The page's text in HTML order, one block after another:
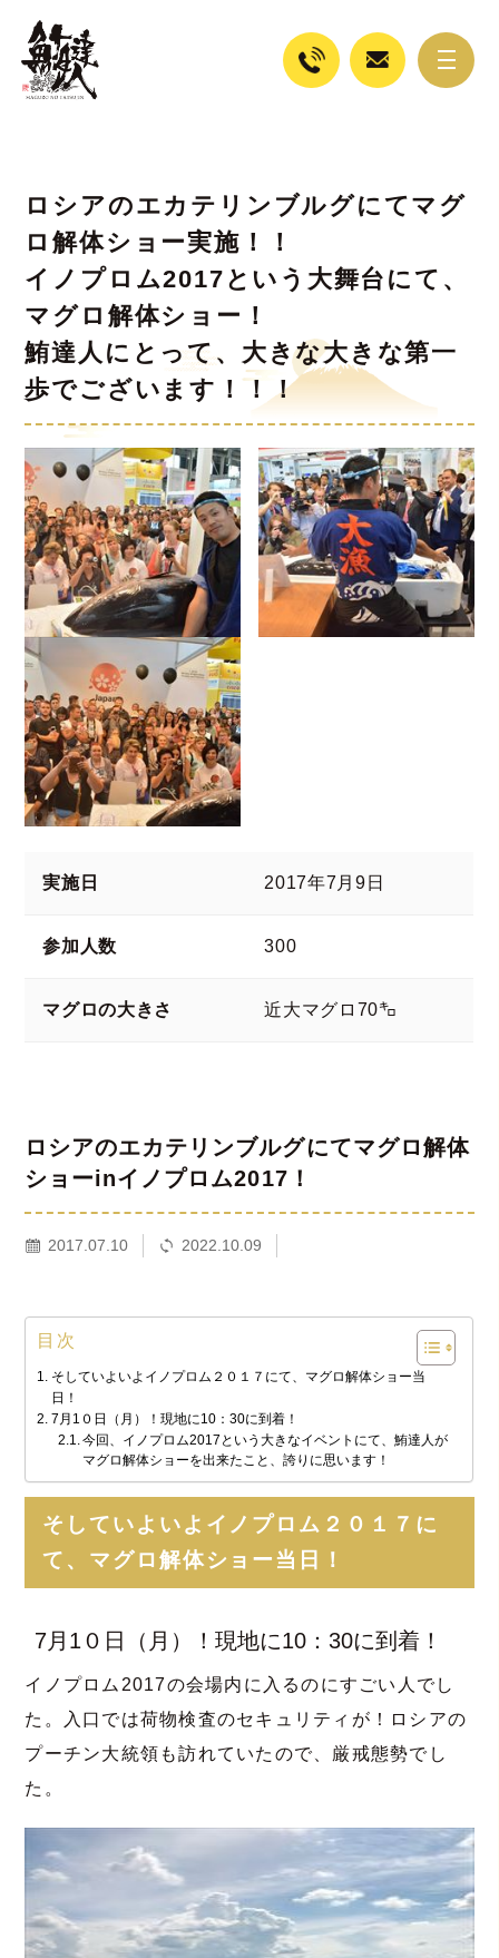
ロシアのエカテリンブルグにてマグ
ロ解体ショー実施！！
イノプロム2017という大舞台にて、
マグロ解体ショー！
鮪達人にとって、大きな大きな第一
歩でございます！！！
実施日 2017年7月9日
参加人数 300
マグロの大きさ 近大マグロ70㌔
ロシアのエカテリンブルグにてマグロ解体
ショーinイノプロム2017！
2017.07.10 2022.10.09
目次
そしていよいよイノプロム２０１７にて、マグロ解体ショー当
日！
7月1０日（月）！現地に10：30に到着！
今回、イノプロム2017という大きなイベントにて、鮪達人が
マグロ解体ショーを出来たこと、誇りに思います！
そしていよいよイノプロム２０１７に
て、マグロ解体ショー当日！
7月1０日（月）！現地に10：30に到着！
イノプロム2017の会場内に入るのにすごい人でし
た。入口では荷物検査のセキュリティが！ロシアの
プーチン大統領も訪れていたので、厳戒態勢でし
た。